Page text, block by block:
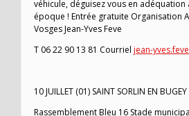
véhicule, déguisez vous en adéquation
époque ! Entrée gratuite Organisation
Vosges Jean-Yves Feve
T 06 22 90 13 81 Courriel jean-
10 JUILLET (01) SAINT SORLIN EN BUGEY
Rassemblement Bleu 16 Stade